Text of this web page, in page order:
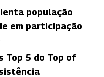
população
em participação
Top 5 do Top of